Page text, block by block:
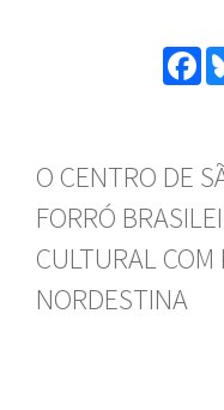
O CENTRO DE
FORRÓ
CULTURAL
NORDESTINA